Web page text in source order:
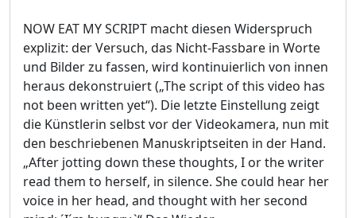
NOW EAT MY SCRIPT macht diesen Widerspruch
explizit: der Versuch, das Nicht-Fassbare in Worte
und Bilder zu fassen, wird kontinuierlich von innen
heraus dekonstruiert („The script of this video has
not been written yet“). Die letzte Einstellung zeigt
die Künstlerin selbst vor der Videokamera, nun mit
den beschriebenen Manuskriptseiten in der Hand.
„After jotting down these thoughts, I or the writer
read them to herself, in silence. She could hear her
voice in her head, and thought with her second